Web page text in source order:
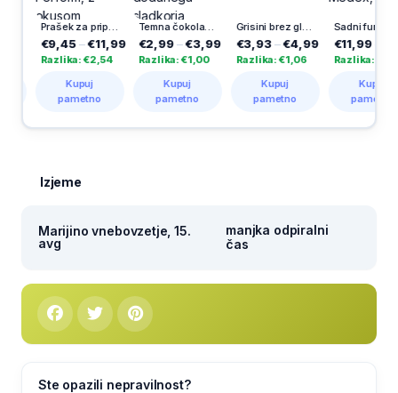
Prašek za pripravo napitka Hydrate & Perform, z okusom brusnice in jagodičevja, 400 g
€9,45 – €11,99
Razlika: €2,54
Kupuj
pametno
Temna čokolada s pomarančo, brez dodanega sladkorja, Kandit, 80 g
€2,99 –€3,99
Razlika: €1,00
Kupuj
pametno
Grisini brez glutena, Schar, 150 g
€3,93 – €4,99
Razlika: €1,06
Kupuj
pametno
€11,99 –
Razlika: €8,00
Kupuj
pametno
Izjeme
Marijino vnebovzetje, 15.
avg
manjka odpiralni
čas
Ste opazili nepravilnost?